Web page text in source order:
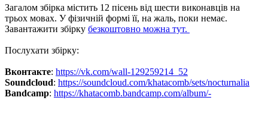
Загалом збірка містить 12 пісень від шести виконавців на
трьох мовах. У фізичній формі її, на жаль, поки немає.
Завантажити збірку безкоштовно можна тут.
Послухати збірку:
Вконтакте: https://vk.com/wall-129259214_52
Soundcloud: https://soundcloud.com/khatacomb/sets/nocturnalia
Bandcamp: https://khatacomb.bandcamp.com/album/-